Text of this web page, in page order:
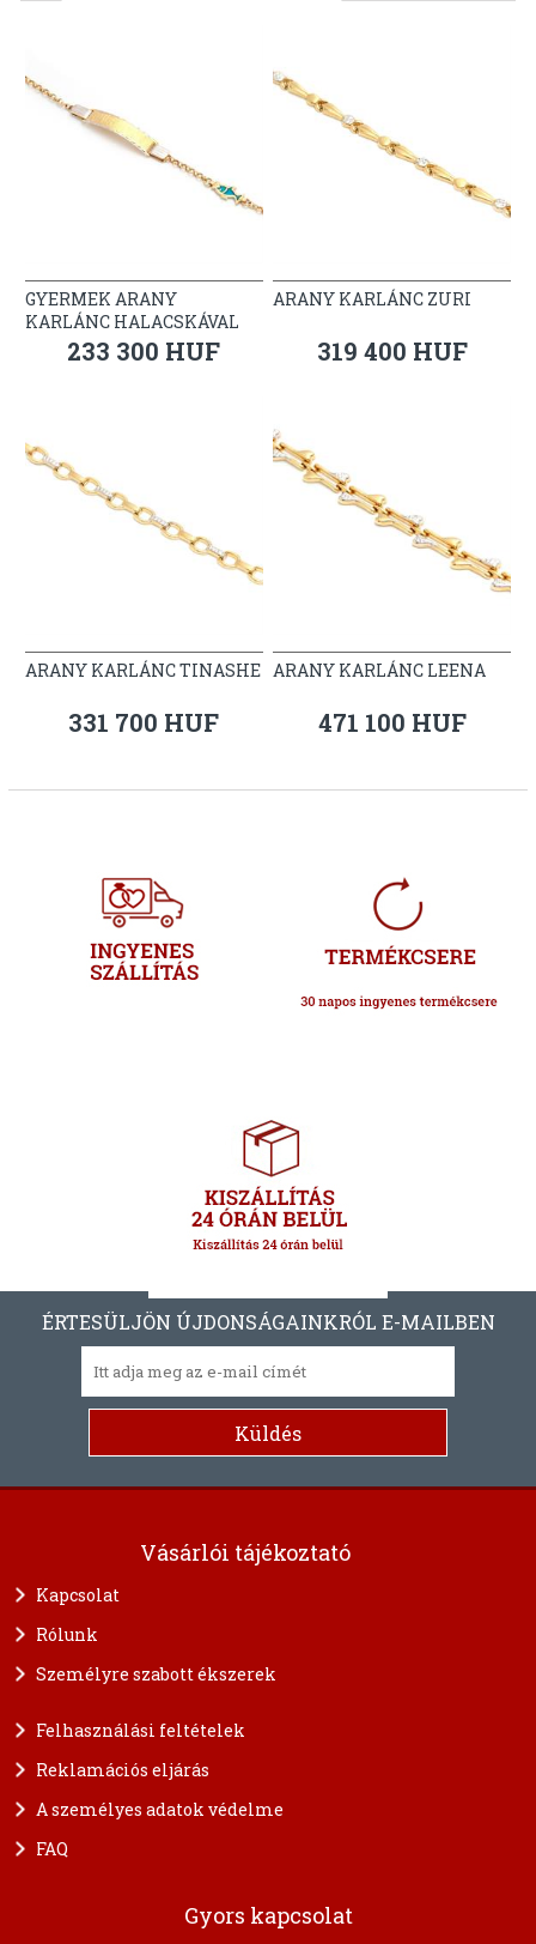
GYERMEK ARANY
KARLÁNC HALACSKÁVAL
233 300 HUF
ARANY KARLÁNC ZURI
319 400 HUF
ARANY KARLÁNC TINASHE
331 700 HUF
ARANY KARLÁNC LEENA
471 100 HUF
ÉRTESÜLJÖN ÚJDONSÁGAINKRÓL E-MAILBEN
Vásárlói tájékoztató
Kapcsolat
Rólunk
Személyre szabott ékszerek
Felhasználási feltételek
Reklamációs eljárás
A személyes adatok védelme
FAQ
Gyors kapcsolat